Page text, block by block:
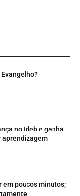
no Ideb e ganha
aprendizagem
em poucos minutos;